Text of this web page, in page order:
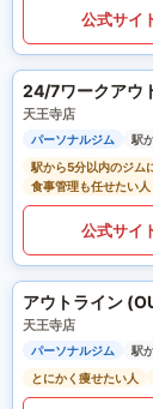
公式サイ
24/7ワークア
天王寺店
パーソナルジム
駅
駅から5分以内のジム
食事管理も任せたい人
公式サイ
アウトライン
天王寺店
パーソナルジム
駅
とにかく痩せたい人